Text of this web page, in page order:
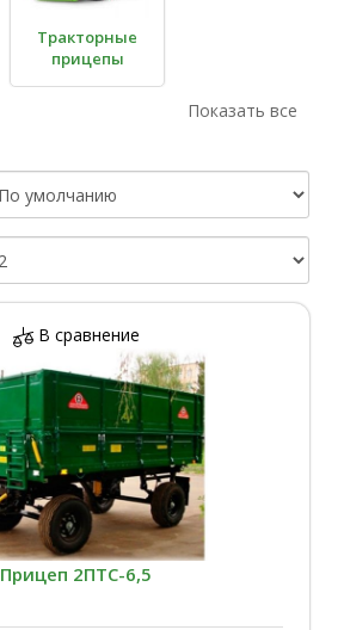
Тракторные
прицепы
Показать все
В сравнение
Прицеп 2ПТС-6,5